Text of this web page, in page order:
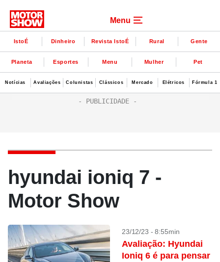
Menu
IstoÉ Dinheiro Revista IstoÉ Rural Gente
Planeta Esportes Menu Mulher Pet
Notícias Avaliações Colunistas Clássicos Mercado Elétricos Fórmula 1
hyundai ioniq 7 -
Motor Show
23/12/23 - 8:55min
Avaliação: Hyundai
Ioniq 6 é para pensar